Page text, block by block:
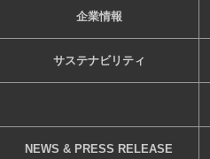
企業情報
サステナビリティ
NEWS & PRESS RELEASE